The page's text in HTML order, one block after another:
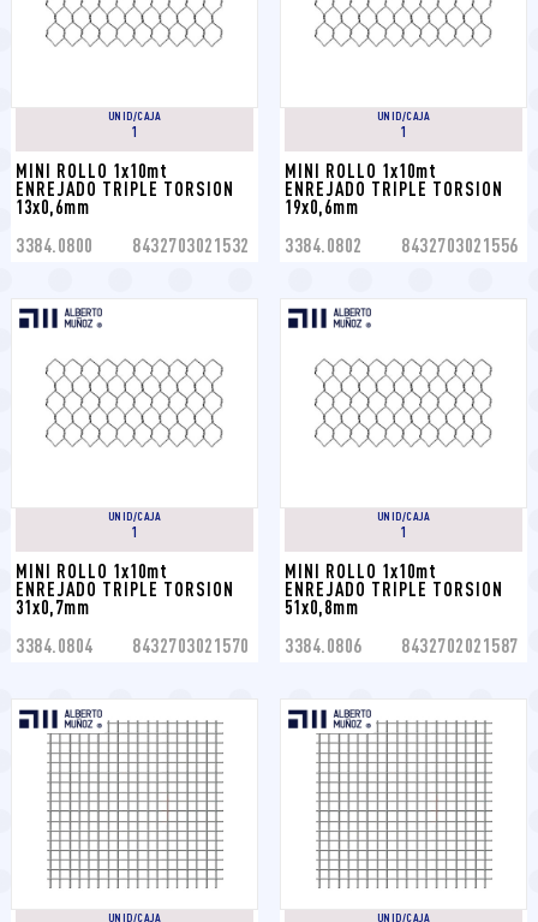
UNID/CAJA
1
MINI ROLLO 1x10mt
ENREJADO TRIPLE TORSION
13x0,6mm
3384.0800 8432703021532
UNID/CAJA
1
MINI ROLLO 1x10mt
ENREJADO TRIPLE TORSION
19x0,6mm
3384.0802 8432703021556
UNID/CAJA
1
MINI ROLLO 1x10mt
ENREJADO TRIPLE TORSION
31x0,7mm
3384.0804 8432703021570
UNID/CAJA
1
MINI ROLLO 1x10mt
ENREJADO TRIPLE TORSION
51x0,8mm
3384.0806 8432702021587
UNID/CAJA UNID/CAJA